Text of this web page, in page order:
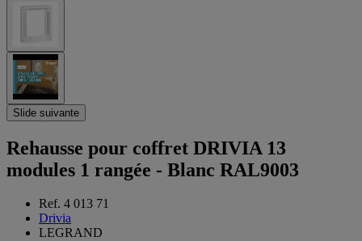
Slide suivante
Rehausse pour coffret DRIVIA 13
modules 1 rangée - Blanc RAL9003
Ref. 4 013 71
Drivia
LEGRAND